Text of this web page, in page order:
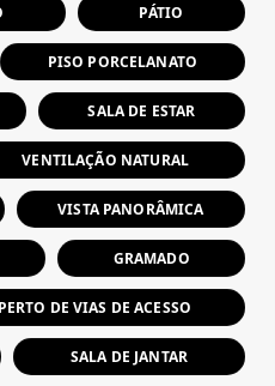
PÁTIO
PISO PORCELANATO
SALA DE ESTAR
VENTILAÇÃO NATURAL
VISTA PANORÂMICA
GRAMADO
PERTO DE VIAS DE ACESSO
SALA DE JANTAR